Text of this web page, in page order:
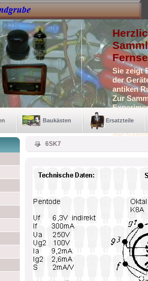
Sie zeigt
der
antiken
Zur
der
Baukästen Ersatzteile
6SK7